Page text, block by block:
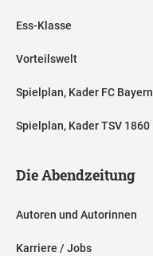
Ess-Klasse
Vorteilswelt
Spielplan, Kader FC Bayern
Spielplan, Kader TSV 1860
Die Abendzeitung
Autoren und Autorinnen
Karriere / Jobs